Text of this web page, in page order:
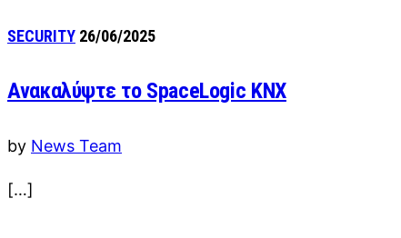
SECURITY 26/06/2025
Ανακαλύψτε το SpaceLogic KNX
by News Team
[…]